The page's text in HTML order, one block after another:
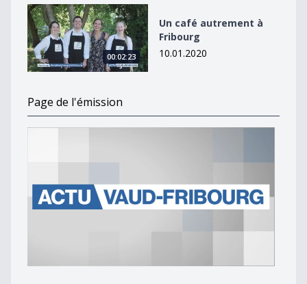
Un café autrement à Fribourg
00:02:23
Un café autrement à
Fribourg
10.01.2020
Page de l'émission